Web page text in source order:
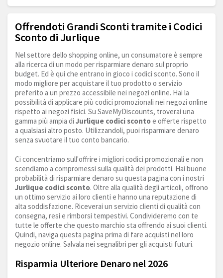
Offrendoti Grandi Sconti tramite i Codici
Sconto di Jurlique
Nel settore dello shopping online, un consumatore è sempre
alla ricerca di un modo per risparmiare denaro sul proprio
budget. Ed è qui che entrano in gioco i codici sconto. Sono il
modo migliore per acquistare il tuo prodotto o servizio
preferito a un prezzo accessibile nei negozi online. Hai la
possibilità di applicare più codici promozionali nei negozi online
rispetto ai negozi fisici. Su SaveMyDiscounts, troverai una
gamma più ampia di Jurlique codici scontoe offerte rispetto
a qualsiasi altro posto. Utilizzandoli, puoi risparmiare denaro
senza svuotare il tuo conto bancario.
Ci concentriamo sull'offrire i migliori codici promozionali e non
scendiamo a compromessi sulla qualità dei prodotti. Hai buone
probabilità di risparmiare denaro su questa pagina con i nostri
Jurlique codici sconto. Oltre alla qualità degli articoli, offrono
un ottimo servizio ai loro clienti e hanno una reputazione di
alta soddisfazione. Riceverai un servizio clienti di qualità con
consegna, resi e rimborsi tempestivi. Condivideremo con te
tutte le offerte che questo marchio sta offrendo ai suoi clienti.
Quindi, naviga questa pagina prima di fare acquisti nel loro
negozio online. Salvala nei segnalibri per gli acquisti futuri.
Risparmia Ulteriore Denaro nel 2026